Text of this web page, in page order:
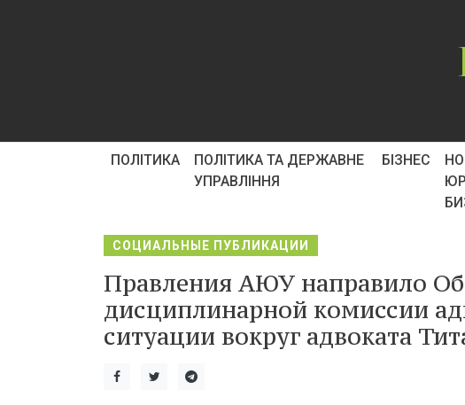
ПОЛІТИКА
ПОЛІТИКА ТА ДЕРЖАВНЕ
УПРАВЛІННЯ
БІЗНЕС
СОЦИАЛЬНЫЕ ПУБЛИКАЦИИ
Правления АЮУ направило
дисциплинарной комиссии
ситуации вокруг адвоката